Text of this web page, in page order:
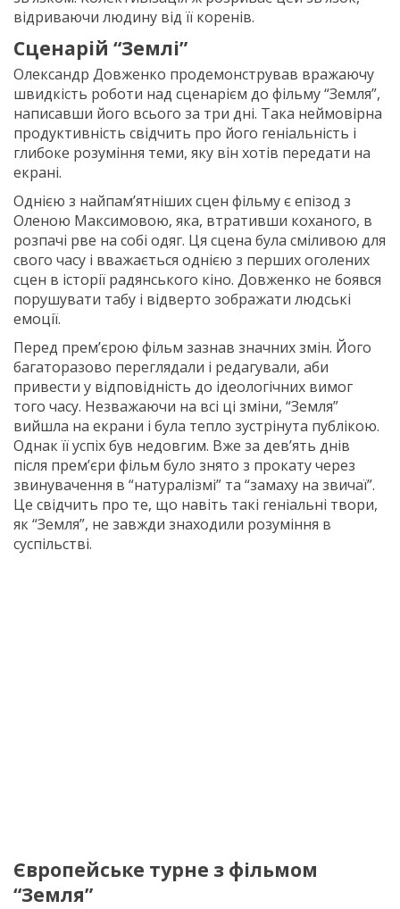
відриваючи людину від її коренів.
Сценарій “Землі”
Олександр Довженко продемонстрував вражаючу
швидкість роботи над сценарієм до фільму “Земля”,
написавши його всього за три дні. Така неймовірна
продуктивність свідчить про його геніальність і
глибоке розуміння теми, яку він хотів передати на
екрані.
Однією з найпам’ятніших сцен фільму є епізод з
Оленою Максимовою, яка, втративши коханого, в
розпачі рве на собі одяг. Ця сцена була сміливою для
свого часу і вважається однією з перших оголених
сцен в історії радянського кіно. Довженко не боявся
порушувати табу і відверто зображати людські
емоції.
Перед прем’єрою фільм зазнав значних змін. Його
багаторазово переглядали і редагували, аби
привести у відповідність до ідеологічних вимог
того часу. Незважаючи на всі ці зміни, “Земля”
вийшла на екрани і була тепло зустрінута публікою.
Однак її успіх був недовгим. Вже за дев’ять днів
після прем’єри фільм було знято з прокату через
звинувачення в “натуралізмі” та “замаху на звичаї”.
Це свідчить про те, що навіть такі геніальні твори,
як “Земля”, не завжди знаходили розуміння в
суспільстві.
Європейське турне з фільмом
“Земля”